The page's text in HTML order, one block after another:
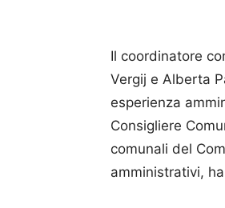
Il coordinatore
Vergij e Alberta
esperienza
Consigliere
comunali del
amministrativi,